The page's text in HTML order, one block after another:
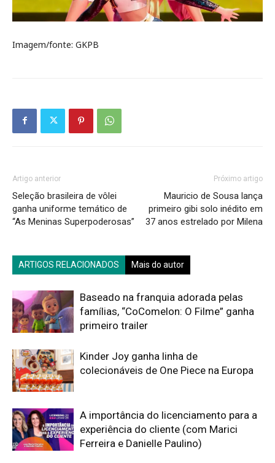
Imagem/fonte: GKPB
Artigo anterior
Seleção brasileira de vôlei
ganha uniforme temático de
“As Meninas Superpoderosas”
Próximo artigo
Mauricio de Sousa lança
primeiro gibi solo inédito em
37 anos estrelado por Milena
ARTIGOS RELACIONADOS Mais do autor
Baseado na franquia adorada pelas
famílias, “CoComelon: O Filme” ganha
primeiro trailer
Kinder Joy ganha linha de
colecionáveis de One Piece na Europa
A importância do licenciamento para a
experiência do cliente (com Marici
Ferreira e Danielle Paulino)